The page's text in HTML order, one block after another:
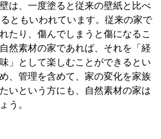
は、一度塗ると従来の壁紙と比べ
ともいわれています。従来の家で
たり、傷んでしまうと傷になるこ
然素材の家であれば、それを「経
」として楽しむことができるとい
、管理を含めて、家の変化を家族
いという方にも、自然素材の家は
う。